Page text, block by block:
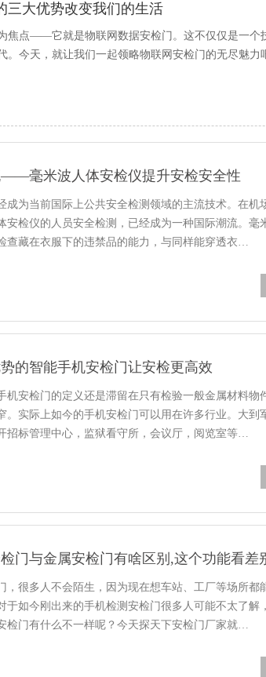
三大优势改变我们的生活
焦点——它就是物联网数据安检门。这不仅仅是一个
今天，就让我们一起领略物联网安检门的无尽魅力
毫米波人体安检仪提升安检安全性
成为当前国际上公共安全检测领域的主流技术。在机
安检仪的人员安全检测，已经成为一种国际潮流。毫
查藏在衣服下的违禁品的能力，与同样能穿透衣…
的智能手机安检门让安检更高效
机安检门的定义还是滞留在只有检验一般金属材料物
。实际上如今的手机安检门可以用在许多行业。大到
招标管理中心，监狱看守所，会议厅，阅览室等…
门与金属安检门有啥区别,这个功能看差
，很多人不会陌生，因为现在想车站、工厂等场所都
于如今刚出来的手机检测安检门很多人可能不太了解
检门有什么不一样呢？今天探天下安检门厂家就…